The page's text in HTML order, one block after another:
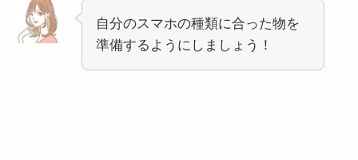
自分のスマホの種類に合った物を
準備するようにしましょう！